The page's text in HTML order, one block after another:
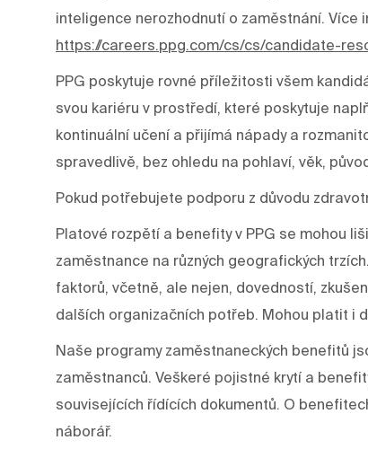
inteligence nerozhodnutí o zaměstnání. Více
https://careers.ppg.com/cs/cs/candidate-
PPG poskytuje rovné příležitosti všem
svou kariéru v prostředí, které poskytuje
kontinuální učení a přijímá nápady a
spravedlivě, bez ohledu na pohlaví, věk,
Pokud potřebujete podporu z důvodu
Platové rozpětí a benefity v PPG se mohou
zaměstnance na různých geografických
faktorů, včetně, ale nejen, dovedností,
dalších organizačních potřeb. Mohou platit i
Naše programy zaměstnaneckých benefitů
zaměstnanců. Veškeré pojistné krytí a
souvisejících řídících dokumentů. O
náborář.